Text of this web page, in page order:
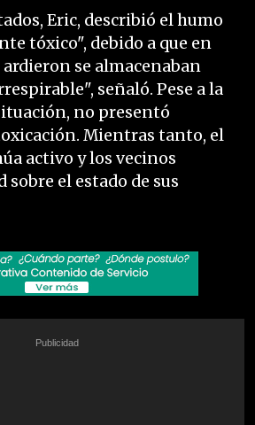
Eric, describió el humo
tóxico", debido a que en
ardieron se almacenaban
señaló. Pese a la
no presentó
Mientras tanto, el
activo y los vecinos
sobre el estado de sus